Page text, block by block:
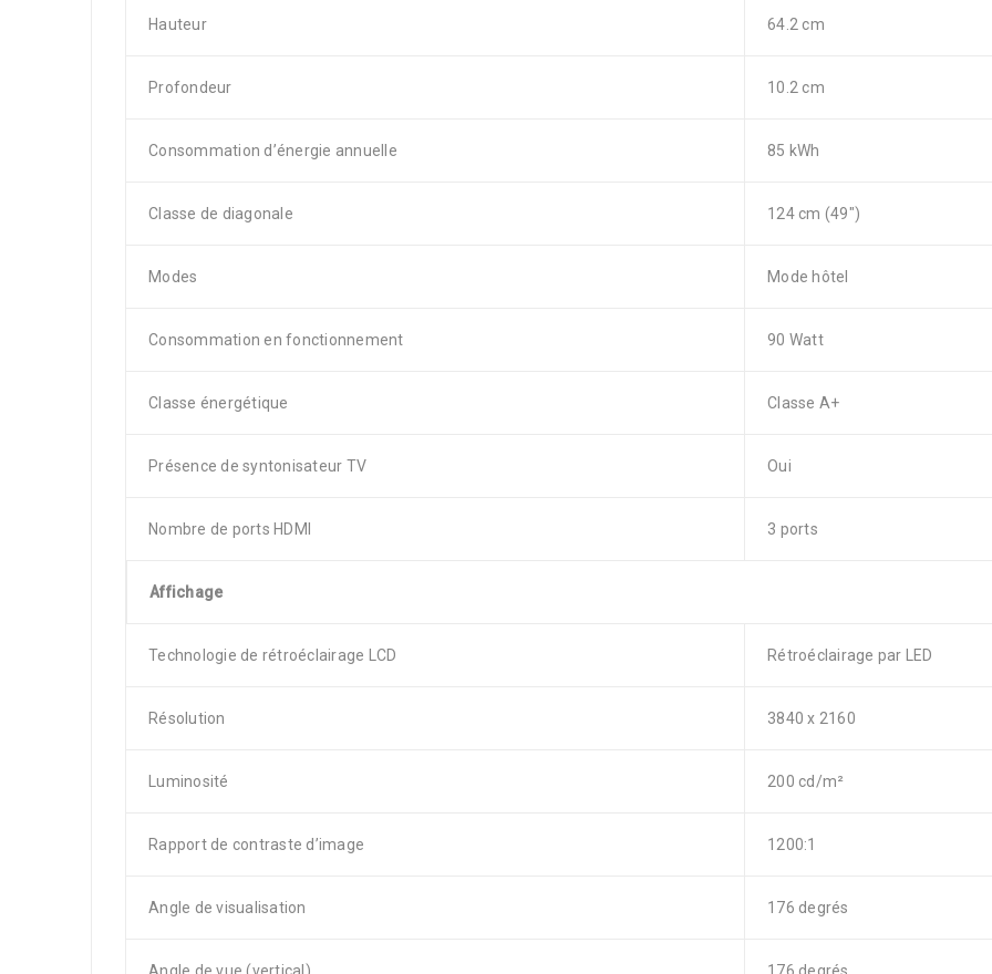
Hauteur 64.2 cm
Profondeur 10.2 cm
Consommation d’énergie annuelle 85 kWh
Classe de diagonale 124 cm (49″)
Modes Mode hôtel
Consommation en fonctionnement 90 Watt
Classe énergétique Classe A+
Présence de syntonisateur TV Oui
Nombre de ports HDMI 3 ports
Affichage
Technologie de rétroéclairage LCD Rétroéclairage par LED
Résolution 3840 x 2160
Luminosité 200 cd/m²
Rapport de contraste d’image 1200:1
Angle de visualisation 176 degrés